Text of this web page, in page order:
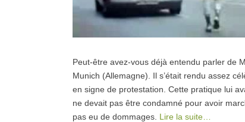
Peut-être avez-vous déjà entendu parler de
Munich (Allemagne). Il s’était rendu assez
en signe de protestation. Cette pratique lui
ne devait pas être condamné pour avoir
pas eu de dommages. Lire la suite…